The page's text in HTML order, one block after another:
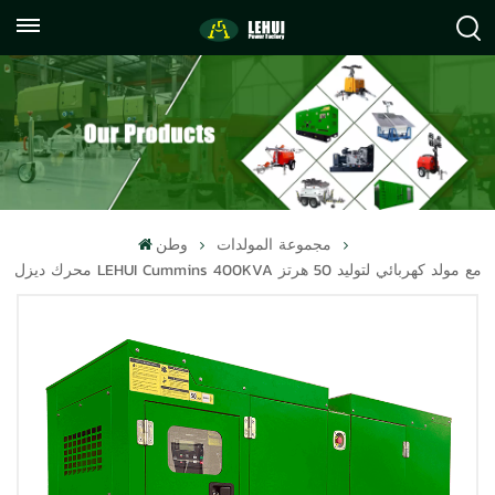
059122071372
info@lehuipowerfactory.com
وطن
مجموعة المولدات
محرك ديزل LEHUI Cummins 400KVA مع مولد كهربائي لتوليد 50 هرتز